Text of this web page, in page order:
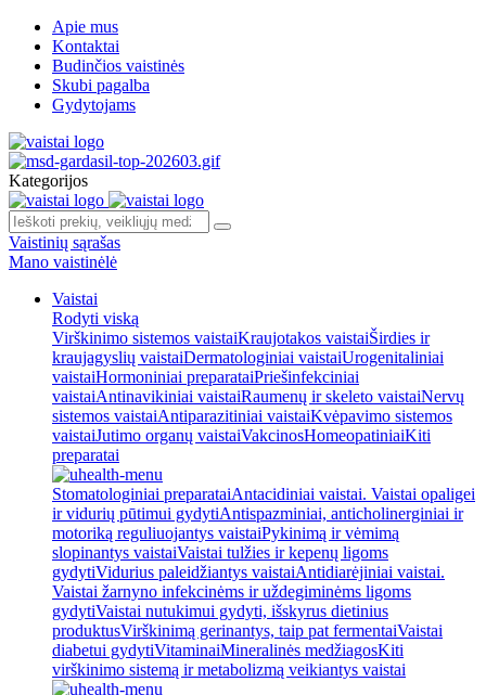
Apie mus
Kontaktai
Budinčios vaistinės
Skubi pagalba
Gydytojams
Kategorijos
Vaistinių sąrašas
Mano vaistinėlė
Vaistai
Rodyti viską
Virškinimo sistemos vaistaiKraujotakos vaistaiŠirdies ir
kraujagyslių vaistaiDermatologiniai vaistaiUrogenitaliniai
vaistaiHormoniniai preparataiPriešinfekciniai
vaistaiAntinavikiniai vaistaiRaumenų ir skeleto vaistaiNervų
sistemos vaistaiAntiparazitiniai vaistaiKvėpavimo sistemos
vaistaiJutimo organų vaistaiVakcinosHomeopatiniaiKiti
preparatai
Stomatologiniai preparataiAntacidiniai vaistai. Vaistai opaligei
ir vidurių pūtimui gydytiAntispazminiai, anticholinerginiai ir
motoriką reguliuojantys vaistaiPykinimą ir vėmimą
slopinantys vaistaiVaistai tulžies ir kepenų ligoms
gydytiVidurius paleidžiantys vaistaiAntidiarėjiniai vaistai.
Vaistai žarnyno infekcinėms ir uždegiminėms ligoms
gydytiVaistai nutukimui gydyti, išskyrus dietinius
produktusVirškinimą gerinantys, taip pat fermentaiVaistai
diabetui gydytiVitaminaiMineralinės medžiagosKiti
virškinimo sistemą ir metabolizmą veikiantys vaistai